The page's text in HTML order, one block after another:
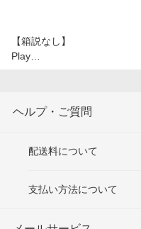
【箱説なし】
Play…
ヘルプ・ご質問
配送料について
支払い方法について